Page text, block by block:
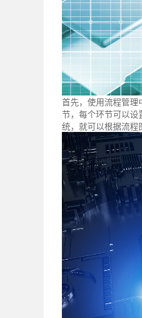
首先，使用流程管
节，每个环节可以设
统，就可以根据流程